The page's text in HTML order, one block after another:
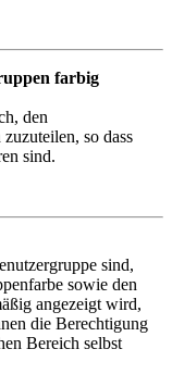
farbig
den
so dass
sind.
sind,
sowie den
angezeigt wird,
die Berechtigung
Bereich selbst